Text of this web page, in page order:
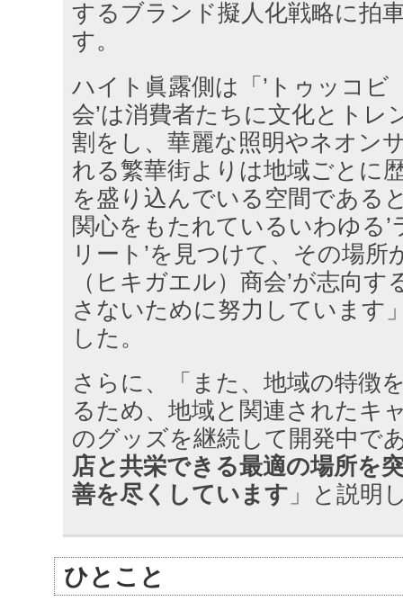
するブランド擬人化戦略に拍
す。
ハイト眞露側は「’トゥッコビ
会’は消費者たちに文化とトレ
割をし、華麗な照明やネオン
れる繁華街よりは地域ごとに
を盛り込んでいる空間である
関心をもたれているいわゆる
リート’を見つけて、その場所
（ヒキガエル）商会’が志向
さないために努力しています
した。
さらに、「また、地域の特徴
るため、地域と関連されたキ
のグッズを継続して開発中で
店と共栄できる最適の場所を
善を尽くしています 」と説明
ひとこと